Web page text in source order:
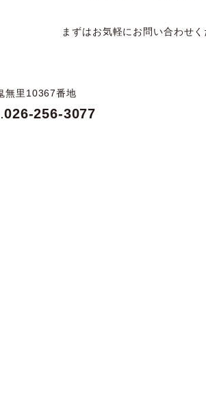
まずはお気軽にお問い合わせく
無里10367番地
026-256-3077